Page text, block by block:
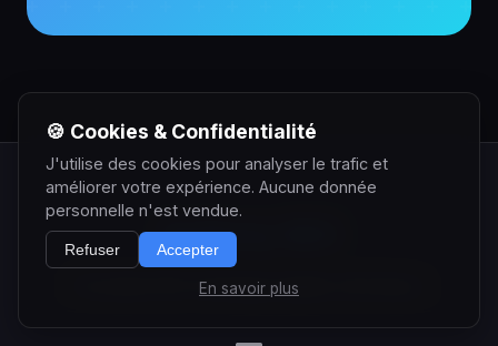
Anthony SEO
Consultant SEO & Stratégie Digitale à Bordeaux.
🍪 Cookies & Confidentialité
J'utilise des cookies pour analyser le trafic et
améliorer votre expérience. Aucune donnée
personnelle n'est vendue.
Refuser Accepter
En savoir plus